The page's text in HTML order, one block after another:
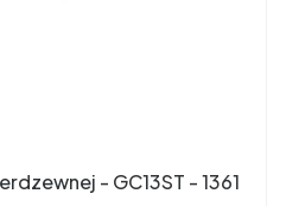
- GC13ST - 1361